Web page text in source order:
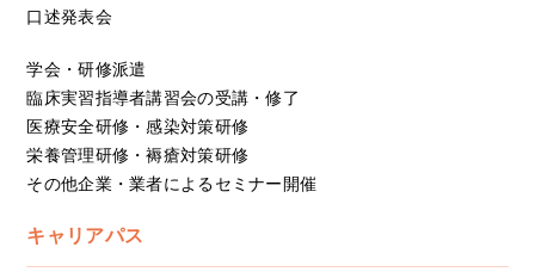
口述発表会
学会・研修派遣
臨床実習指導者講習会の受講・修了
医療安全研修・感染対策研修
栄養管理研修・褥瘡対策研修
その他企業・業者によるセミナー開催
キャリアパス